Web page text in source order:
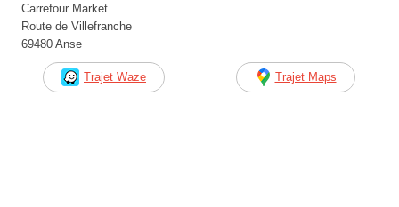
Carrefour Market
Route de Villefranche
69480 Anse
Trajet Waze Trajet Maps